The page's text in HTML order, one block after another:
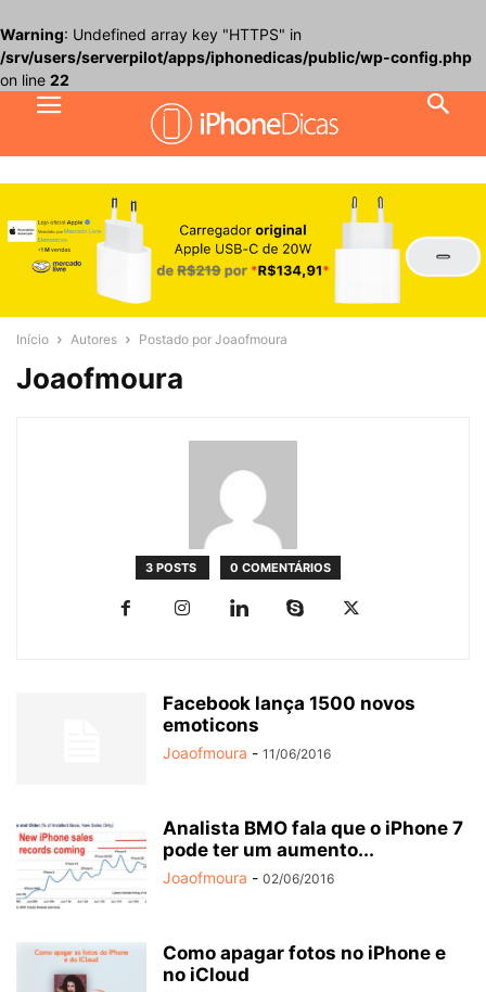
Warning: Undefined array key "HTTPS" in
/srv/users/serverpilot/apps/iphonedicas/public/wp-config.php
on line 22
Início Autores Postado por Joaofmoura
Joaofmoura
3 POSTS 0 COMENTÁRIOS
Facebook lança 1500 novos
emoticons
Joaofmoura - 11/06/2016
Analista BMO fala que o iPhone 7
pode ter um aumento...
Joaofmoura - 02/06/2016
Como apagar fotos no iPhone e
no iCloud